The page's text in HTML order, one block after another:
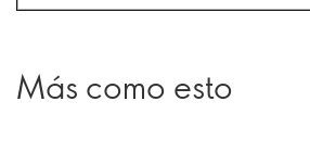
Más como esto